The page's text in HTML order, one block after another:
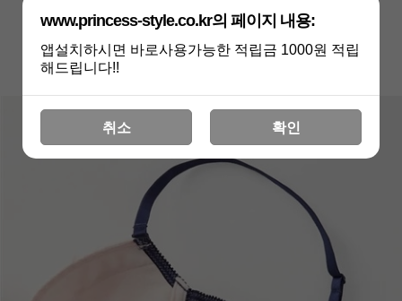
www.princess-style.co.kr의 페이지 내용:
앱설치하시면 바로사용가능한 적립금 1000원 적립
해드립니다!!
취소 확인